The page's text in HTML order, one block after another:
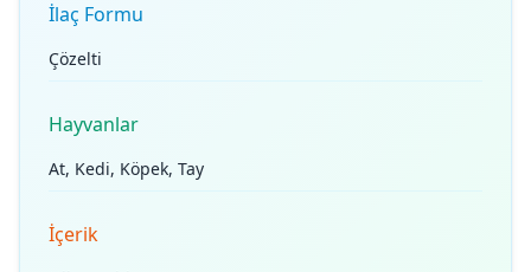
İlaç Formu
Çözelti
Hayvanlar
At, Kedi, Köpek, Tay
İçerik